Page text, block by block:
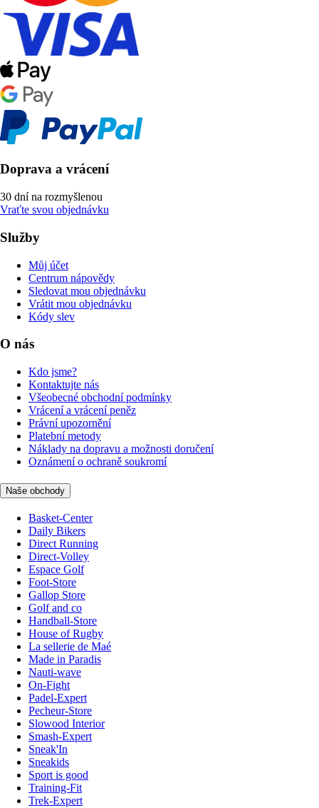
Doprava a vrácení
30 dní na rozmyšlenou
Vraťte svou objednávku
Služby
Můj účet
Centrum nápovědy
Sledovat mou objednávku
Vrátit mou objednávku
Kódy slev
O nás
Kdo jsme?
Kontaktujte nás
Všeobecné obchodní podmínky
Vrácení a vrácení peněz
Právní upozornění
Platební metody
Náklady na dopravu a možnosti doručení
Oznámení o ochraně soukromí
Naše obchody
Basket-Center
Daily Bikers
Direct Running
Direct-Volley
Espace Golf
Foot-Store
Gallop Store
Golf and co
Handball-Store
House of Rugby
La sellerie de Maé
Made in Paradis
Nauti-wave
On-Fight
Padel-Expert
Pecheur-Store
Slowood Interior
Smash-Expert
Sneak'In
Sneakids
Sport is good
Training-Fit
Trek-Expert